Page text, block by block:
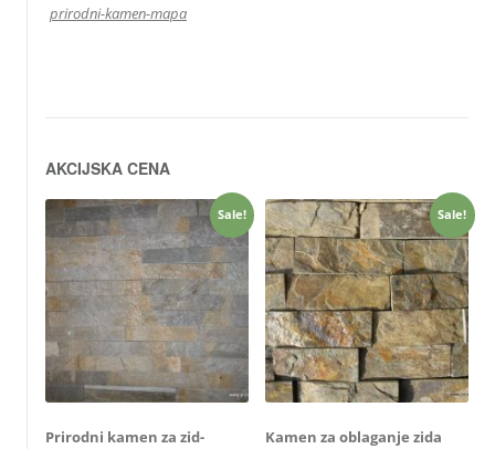
prirodni-kamen-mapa
AKCIJSKA CENA
Sale!
Prirodni kamen za zid-
Sale!
Kamen za oblaganje zida